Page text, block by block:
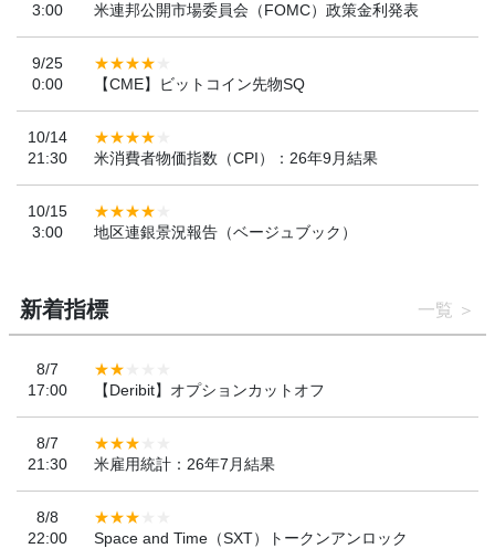
3:00
米連邦公開市場委員会（FOMC）政策金利発表
9/25
0:00
【CME】ビットコイン先物SQ
10/14
21:30
米消費者物価指数（CPI）：26年9月結果
10/15
3:00
地区連銀景況報告（ベージュブック）
新着指標 一覧
8/7
17:00
【Deribit】オプションカットオフ
8/7
21:30
米雇用統計：26年7月結果
8/8
22:00
Space and Time（SXT）トークンアンロック